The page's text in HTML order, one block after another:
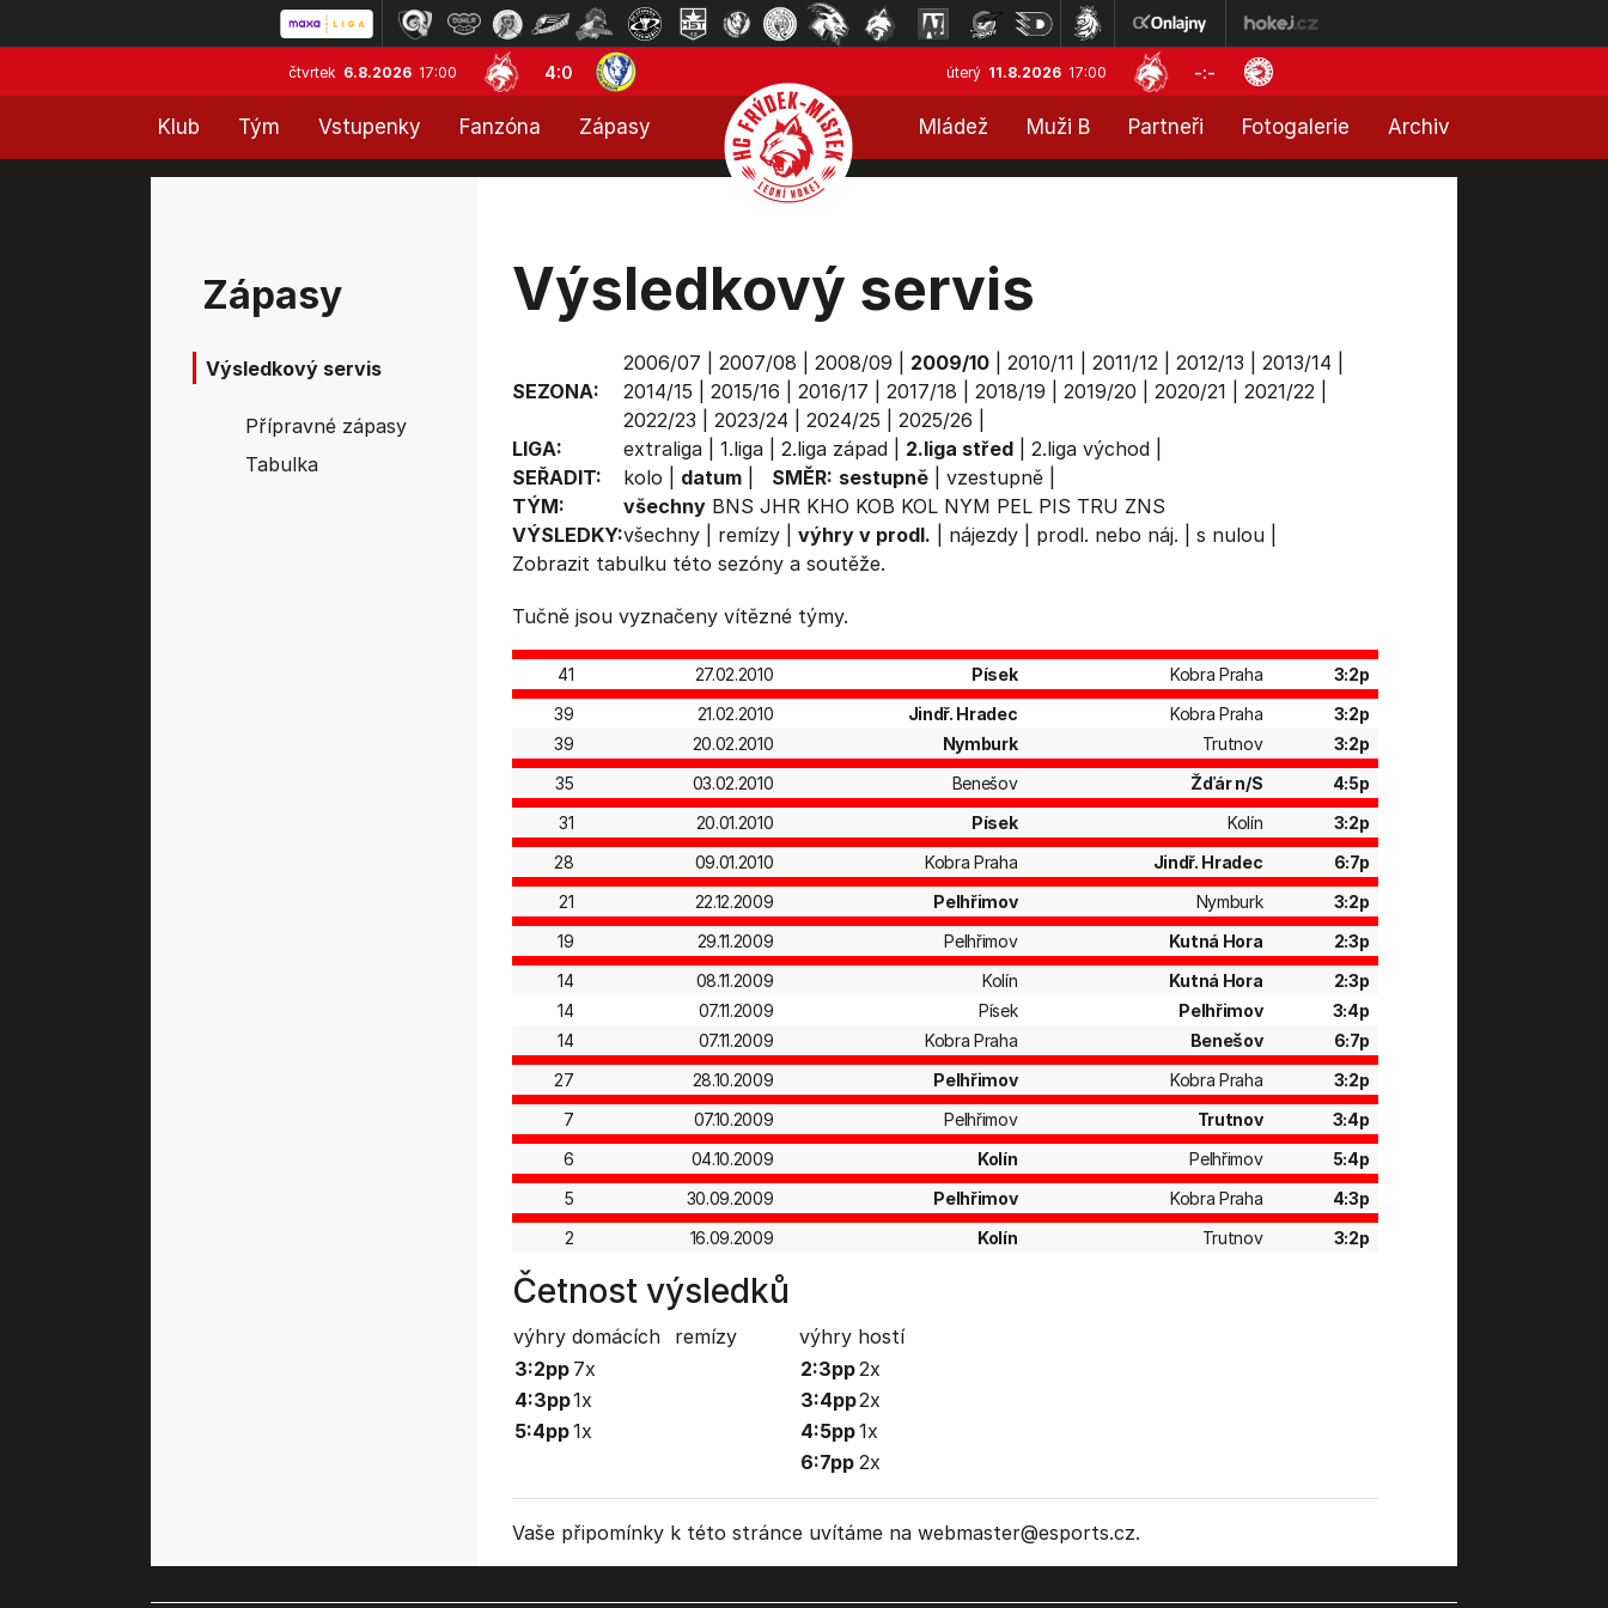
čtvrtek 6.8.2026 17:00 4:0 úterý 11.8.2026 17:00 -:-
Klub Tým Vstupenky Fanzóna Zápasy Mládež Muži B Partneři Fotogalerie Archiv
Zápasy
Výsledkový servis
Přípravné zápasy
Tabulka
Výsledkový servis
SEZONA:
2006/07 2007/08 2008/09 2009/10| 2010/11 2011/12| 2012/13 2013/14
2014/15
2015/16 2016/17 2017/18 2018/19 2019/20 2020/21 2021/22|
2022/23
2023/24 2024/25 2025/26
LIGA:
extraliga| 1.liga| 2.liga západ| 2.liga střed| 2.liga východ|
SEŘADIT:
kolo datum| SMĚR: sestupně| vzestupně|
TÝM:
všechny BNS JHR KHO KOB KOL NYM PEL PIS TRU ZNS
VÝSLEDKY:všechny| remízy| výhry v prodl. nájezdy| prodl. nebo náj. s nulou|
Zobrazit tabulkutéto sezóny a soutěže.
Tučně jsou vyznačeny vítězné týmy.
41 27.02.2010 Písek Kobra Praha
3:2p
39
21.02.2010 Jindř. Hradec Kobra Praha
3:2p
39
20.02.2010 Nymburk Trutnov
3:2p
35
03.02.2010 Benešov Žďár n/S
4:5p
31
20.01.2010 Písek Kolín
3:2p
28
09.01.2010 Kobra Praha Jindř. Hradec
6:7p
21
22.12.2009 Pelhřimov Nymburk
3:2p
19
29.11.2009 Pelhřimov Kutná Hora
2:3p
14
08.11.2009 Kolín Kutná Hora
2:3p
14
07.11.2009 Písek Pelhřimov
3:4p
14
07.11.2009 Kobra Praha Benešov
6:7p
27
28.10.2009 Pelhřimov Kobra Praha
3:2p
7
07.10.2009 Pelhřimov Trutnov
3:4p
6
04.10.2009 Kolín Pelhřimov
5:4p
5
30.09.2009 Pelhřimov Kobra Praha
4:3p
2
16.09.2009 Kolín Trutnov 3:2p
Četnost výsledků
výhry domácích remízy
výhry hostí
3:2pp 7x
4:3pp1x
5:4pp1x
2:3pp2x
3:4pp2x
4:5pp1x
6:7pp 2x
Vaše připomínky k této stránce uvítáme na webmaster@esports.cz.